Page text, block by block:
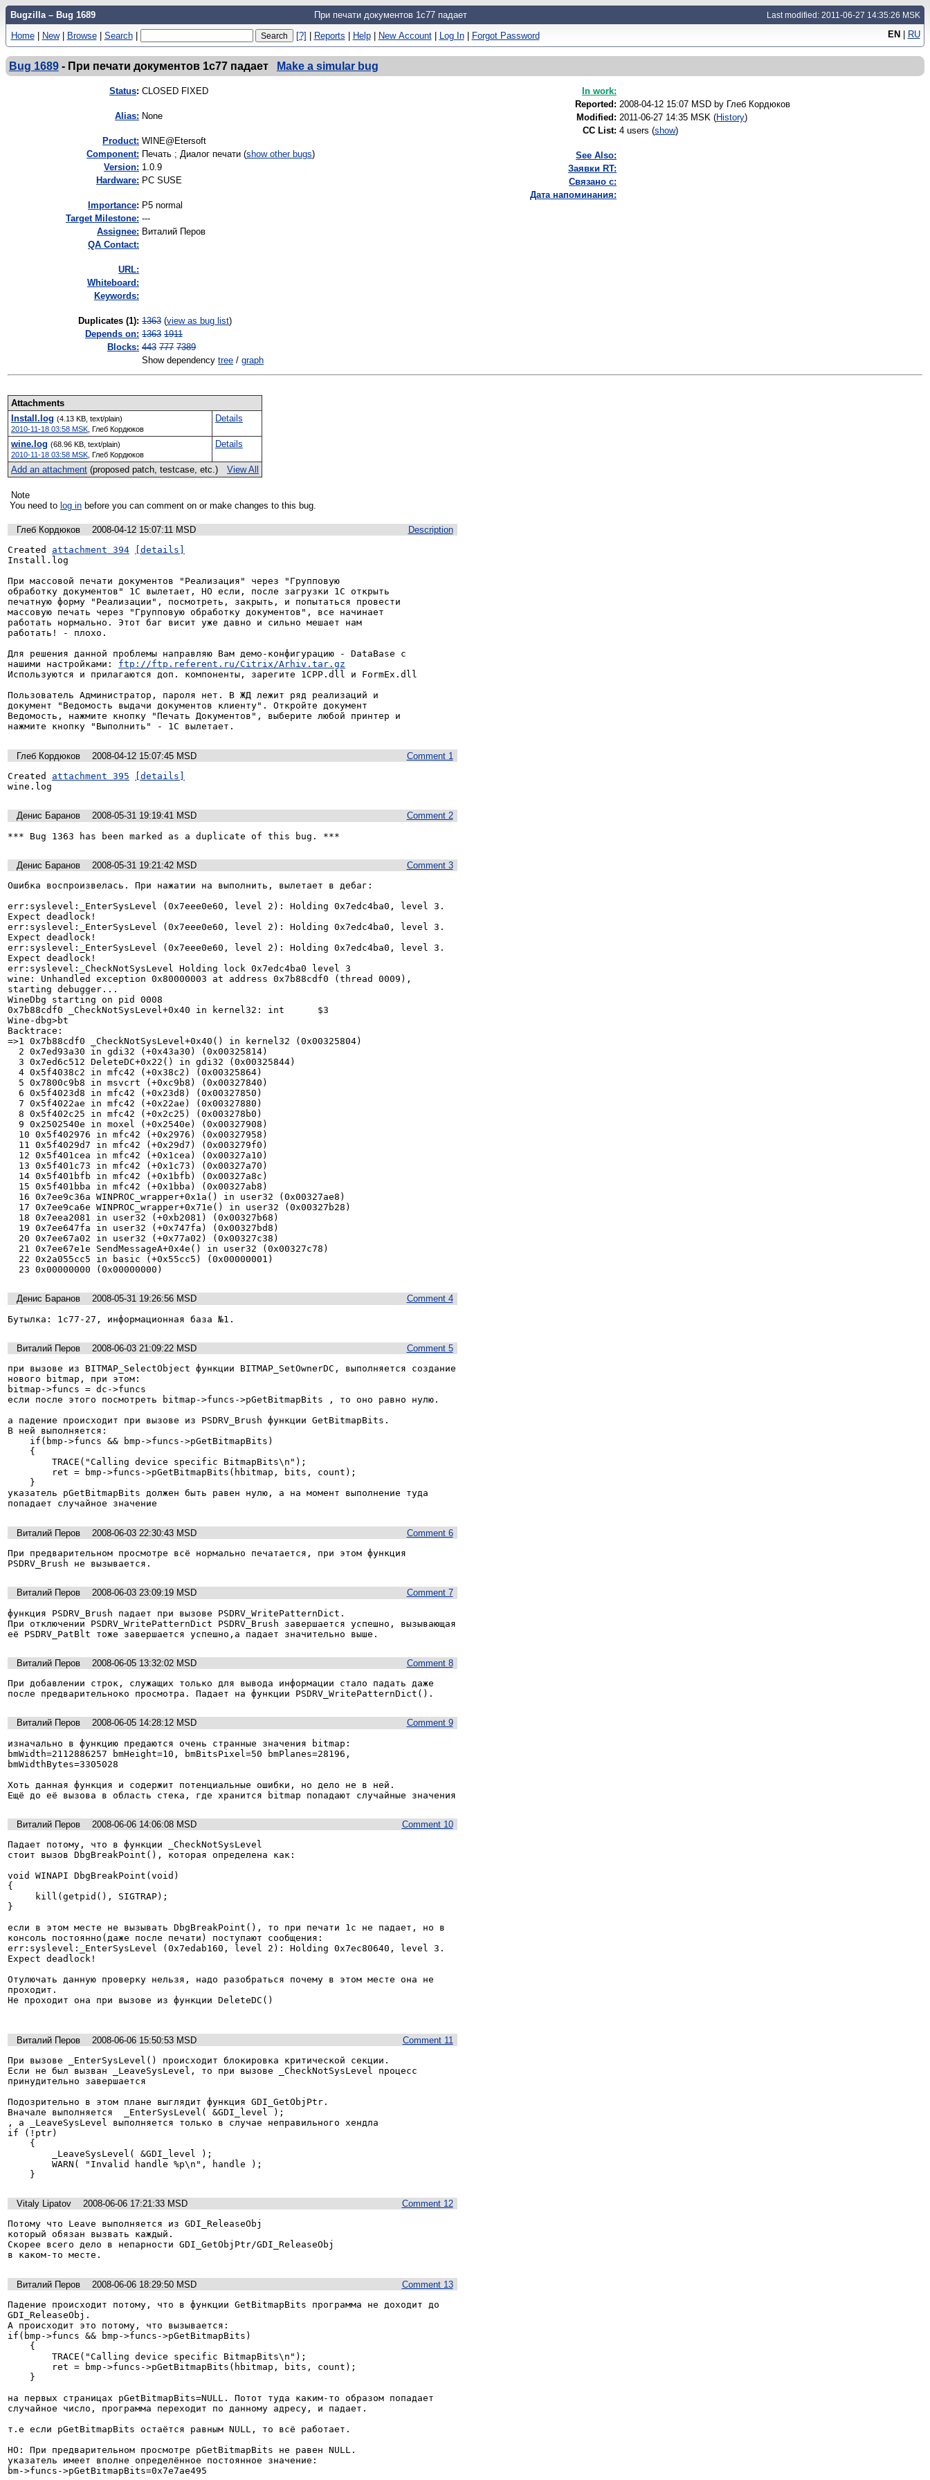
Bugzilla – Bug 1689 При печати документов 1c77 падает Last modified: 2011-06-27 14:35:26 MSK
EN | RU
Home | New | Browse | Search | [?] | Reports | Help | New Account | Log In | Forgot Password
Bug 1689 - При печати документов 1c77 падает Make a simular bug
Status: CLOSED FIXED
Alias: None
Product: WINE@Etersoft
Component: Печать ; Диалог печати (show other bugs)
Version: 1.0.9
Hardware: PC SUSE
mportance: P5 normal
Target Milestone: ---
Assignee: Виталий Перов
QA Contact:
URL:
Whiteboard:
Keywords:
Duplicates (1): 1363 (view as bug list)
Depends on: 1363 1911
Blocks: 443 777 7389
Show dependency tree / graph
In work:
Reported: 2008-04-12 15:07 MSD by Глеб Кордюков
Modified: 2011-06-27 14:35 MSK (History)
CC List: 4 users (show)
See Also:
Заявки RT:
Связано с:
Дата напоминания:
Attachments
Install.log (4.13 KB, text/plain)
2010-11-18 03:58 MSK, Глеб Кордюков
Details
wine.log (68.96 KB, text/plain)
2010-11-18 03:58 MSK, Глеб Кордюков
Details
View All
Add an attachment(proposed patch, testcase, etc.)
Note
You need to log in before you can comment on or make changes to this bug.
Description
Глеб Кордюков
2008-04-12 15:07:11 MSD
Created attachment 394
[details]
Install.log
При массовой печати документов "Реализация" через "Групповую
обработку документов" 1С вылетает, НО если, после загрузки 1С открыть
печатную форму "Реализации", посмотреть, закрыть, и попытаться провести
массовую печать через "Групповую обработку документов", все начинает
работать нормально. Этот баг висит уже давно и сильно мешает нам
работать! - плохо.
Для решения данной проблемы направляю Вам демо-конфигурацию - DataBase с
нашими настройками: ftp://ftp.referent.ru/Citrix/Arhiv.tar.gz
Используются и прилагаются доп. компоненты, зарегите 1CPP.dll и FormEx.dll
Пользователь Администратор, пароля нет. В ЖД лежит ряд реализаций и
документ "Ведомость выдачи документов клиенту". Откройте документ
Ведомость, нажмите кнопку "Печать Документов", выберите любой принтер и
нажмите кнопку "Выполнить" - 1С вылетает.
Comment 1
Глеб Кордюков
2008-04-12 15:07:45 MSD
Created attachment 395
[details]
wine.log
Comment 2
Денис Баранов
2008-05-31 19:19:41 MSD
*** Bug 1363 has been marked as a duplicate of this bug. ***
Comment 3
Денис Баранов
2008-05-31 19:21:42 MSD
Ошибка воспроизвелась. При нажатии на выполнить, вылетает в дебаг:
err:syslevel:_EnterSysLevel (0x7eee0e60, level 2): Holding 0x7edc4ba0, level 3.
Expect deadlock!
err:syslevel:_EnterSysLevel (0x7eee0e60, level 2): Holding 0x7edc4ba0, level 3.
Expect deadlock!
err:syslevel:_EnterSysLevel (0x7eee0e60, level 2): Holding 0x7edc4ba0, level 3.
Expect deadlock!
err:syslevel:_CheckNotSysLevel Holding lock 0x7edc4ba0 level 3
wine: Unhandled exception 0x80000003 at address 0x7b88cdf0 (thread 0009),
starting debugger...
WineDbg starting on pid 0008
0x7b88cdf0 _CheckNotSysLevel+0x40 in kernel32: int      $3
Wine-dbg>bt
Backtrace:
=>1 0x7b88cdf0 _CheckNotSysLevel+0x40() in kernel32 (0x00325804)
  23 0x00000000 (0x00000000)
Comment 4
Денис Баранов
2008-05-31 19:26:56 MSD
Бутылка: 1c77-27, информационная база №1.
Comment 5
Виталий Перов
2008-06-03 21:09:22 MSD
при вызове из BITMAP_SelectObject функции BITMAP_SetOwnerDC, выполняется создание
нового bitmap, при этом:
bitmap->funcs = dc->funcs
если после этого посмотреть bitmap->funcs->pGetBitmapBits , то оно равно нулю.
а падение происходит при вызове из PSDRV_Brush функции GetBitmapBits.
В ней выполняется:
указатель pGetBitmapBits должен быть равен нулю, а на момент выполнение туда
попадает случайное значение
Comment 6
Виталий Перов
2008-06-03 22:30:43 MSD
При предварительном просмотре всё нормально печатается, при этом функция
PSDRV_Brush не вызывается.
Comment 7
Виталий Перов
2008-06-03 23:09:19 MSD
функция PSDRV_Brush падает при вызове PSDRV_WritePatternDict.
При отключении PSDRV_WritePatternDict PSDRV_Brush завершается успешно, вызывающая
её PSDRV_PatBlt тоже завершается успешно,а падает значительно выше.
Comment 8
Виталий Перов
2008-06-05 13:32:02 MSD
При добавлении строк, служащих только для вывода информации стало падать даже
после предварительноко просмотра. Падает на функции PSDRV_WritePatternDict().
Comment 9
Виталий Перов
2008-06-05 14:28:12 MSD
изначально в функцию предаются очень странные значения bitmap:
bmWidth=2112886257 bmHeight=10, bmBitsPixel=50 bmPlanes=28196,
bmWidthBytes=3305028
Хоть данная функция и содержит потенциальные ошибки, но дело не в ней.
Comment 10
Виталий Перов
2008-06-06 14:06:08 MSD
Падает потому, что в функции _CheckNotSysLevel
стоит вызов DbgBreakPoint(), которая определена как:
void WINAPI DbgBreakPoint(void)
{
}
если в этом месте не вызывать DbgBreakPoint(), то при печати 1с не падает, но в
консоль постоянно(даже после печати) поступают сообщения:
err:syslevel:_EnterSysLevel (0x7edab160, level 2): Holding 0x7ec80640, level 3.
Expect deadlock!
Отулючать данную проверку нельзя, надо разобраться почему в этом месте она не
проходит.
Не проходит она при вызове из функции DeleteDC()
Comment 11
Виталий Перов
2008-06-06 15:50:53 MSD
При вызове _EnterSysLevel() происходит блокировка критической секции.
Если не был вызван _LeaveSysLevel, то при вызове _CheckNotSysLevel процесс
принудительно завершается
Подозрительно в этом плане выглядит функция GDI_GetObjPtr.
Вначале выполняется  _EnterSysLevel( &GDI_level );
, а _LeaveSysLevel выполняется только в случае неправильного хендла
if (!ptr)
    }
Comment 12
Vitaly Lipatov
2008-06-06 17:21:33 MSD
Потому что Leave выполняется из GDI_ReleaseObj
который обязан вызвать каждый.
Скорее всего дело в непарности GDI_GetObjPtr/GDI_ReleaseObj
в каком-то месте.
Comment 13
Виталий Перов
2008-06-06 18:29:50 MSD
Падение происходит потому, что в функции GetBitmapBits программа не доходит до
GDI_ReleaseObj.
А происходит это потому, что вызывается:
if(bmp->funcs && bmp->funcs->pGetBitmapBits)
на первых страницах pGetBitmapBits=NULL. Потот туда каким-то образом попадает
случайное число, программа переходит по данному адресу, и падает.
т.е если pGetBitmapBits остаётся равным NULL, то всё работает.
НО: При предварительном просмотре pGetBitmapBits не равен NULL.
указатель имеет вполне определённое постоянное значение:
bm->funcs->pGetBitmapBits=0x7e7ae495